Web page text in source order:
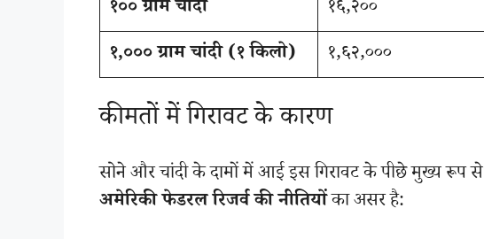
१०० ग्राम चांदी
१६,२००
१,००० ग्राम चांदी (१ किलो)
१,६२,०००
कीमतों में गिरावट के कारण
सोने और चांदी के दामों में आई इस गिरावट के पीछे मुख्य रूप से
अमेरिकी फेडरल रिजर्व की नीतियोंका असर है: